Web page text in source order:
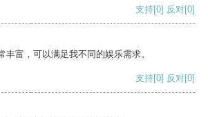
支持[0] 反对[0]
丰富，可以满足我不同的娱乐需求。
支持[0] 反对[0]